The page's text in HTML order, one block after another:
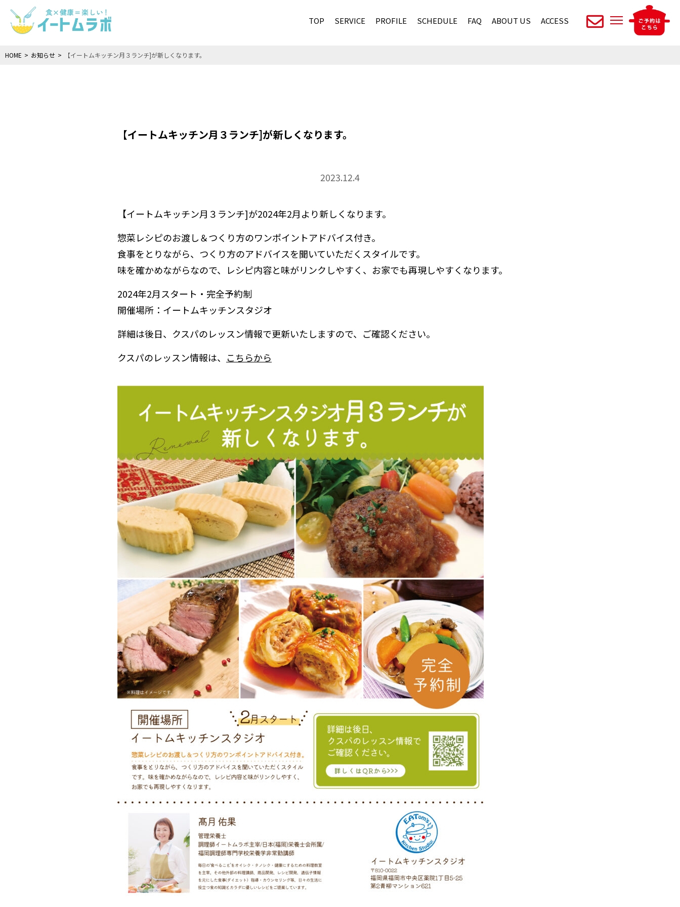
TOP SERVICE PROFILE SCHEDULE FAQ ABOUT US ACCESS
HOME > お知らせ > 【イートムキッチン月３ランチ]が新しくなります。
【イートムキッチン月３ランチ]が新しくなります。
2023.12.4
【イートムキッチン月３ランチ]が2024年2月より新しくなります。
惣菜レシピのお渡し＆つくり方のワンポイントアドバイス付き。
食事をとりながら、つくり方のアドバイスを聞いていただくスタイルです。
味を確かめながらなので、レシピ内容と味がリンクしやすく、お家でも再現しやすくなります。
2024年2月スタート・完全予約制
開催場所：イートムキッチンスタジオ
詳細は後日、クスパのレッスン情報で更新いたしますので、ご確認ください。
クスパのレッスン情報は、
こちらから